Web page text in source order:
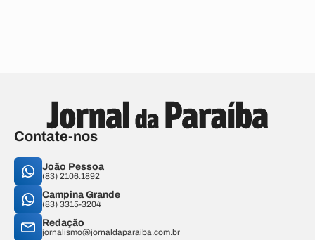
Contate-nos
João Pessoa
(83) 2106.1892
Campina Grande
(83) 3315-3204
Redação
jornalismo@jornaldaparaiba.com.br